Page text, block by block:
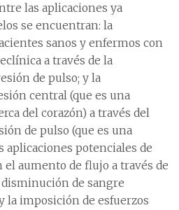
las aplicaciones ya
se encuentran: la
sanos y enfermos con
a través de la
de pulso; y la
central (que es una
del corazón) a través del
de pulso (que es una
aplicaciones potenciales de
aumento de flujo a través de
de sangre
la imposición de esfuerzos